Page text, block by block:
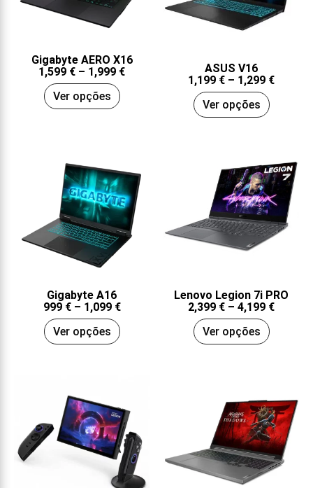
Gigabyte AERO X16
1,599 € – 1,999 €
Ver opções
ASUS V16
1,199 € – 1,299 €
Ver opções
Gigabyte A16
999 € – 1,099 €
Ver opções
Lenovo Legion 7i PRO
2,399 € – 4,199 €
Ver opções